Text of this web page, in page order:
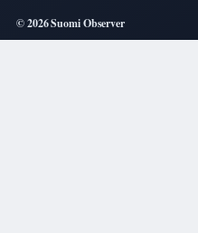
© 2026 Suomi Observer